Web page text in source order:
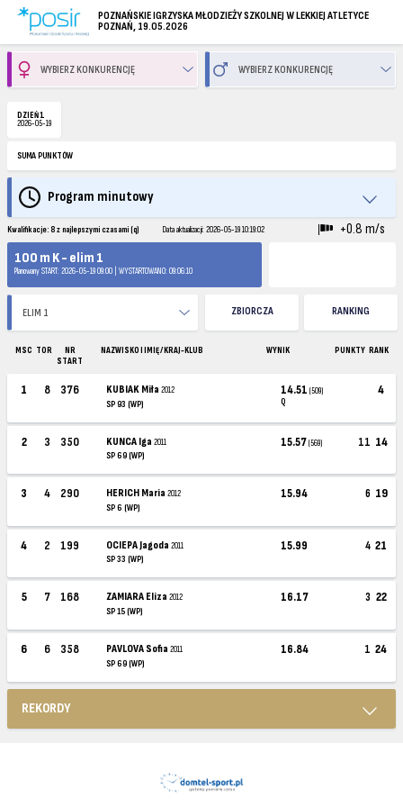
POZNAŃSKIE IGRZYSKA MŁODZIEŻY SZKOLNEJ W LEKKIEJ ATLETYCE
POZNAŃ, 19.05.2026
DZIEŃ 1
2026-05-19
SUMA PUNKTÓW
Program minutowy
Kwalifikacje: 8 z najlepszymi czasami (q) Data aktualizacji: 2026-05-19 10:19:02
+0.8 m/s
100 m K - elim 1
Planowany START: 2026-05-19 09:00 | WYSTARTOWANO: 09:06:10
ZBIORCZA RANKING
MSC TOR
NR
START
NAZWISKO I IMIĘ / KRAJ-KLUB WYNIK PUNKTY RANK
1 8 376 KUBIAK Miła2012
SP 93 (WP)
14.51(509)
Q
4
2 3 350 KUNCA Iga2011
SP 69 (WP)
15.57(569) 11 14
3 4 290 HERICH Maria2012
SP 6 (WP)
15.94 6 19
4 2 199 OCIEPA Jagoda2011
SP 33 (WP)
15.99 4 21
5 7 168 ZAMIARA Eliza2012
SP 15 (WP)
16.17 3 22
6 6 358 PAVLOVA Sofia2011
SP 69 (WP)
16.84 1 24
REKORDY